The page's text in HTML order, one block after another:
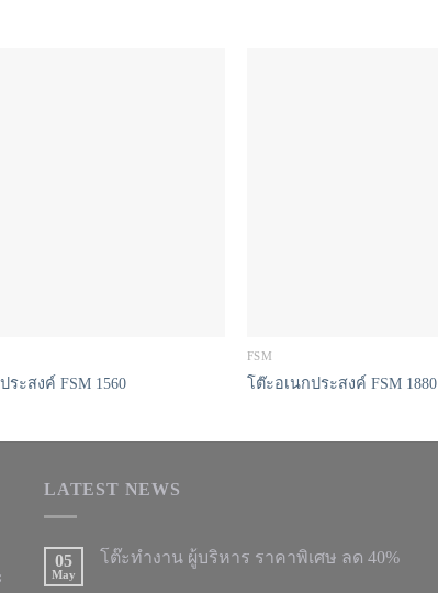
ระสงค์ FSM 1560
FSM
โต๊ะอเนกประสงค์ FSM 1880
LATEST NEWS
05
May
โต๊ะทำงาน ผู้บริหาร ราคาพิเศษ ลด 40%